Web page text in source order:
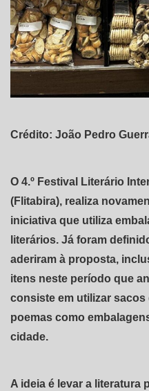
Crédito: João Pedro
O 4.º Festival Literário
(Flitabira), realiza
iniciativa que utiliza
literários. Já foram
aderiram à proposta,
itens neste período que
consiste em utilizar
poemas como
cidade.
A ideia é levar a literatura